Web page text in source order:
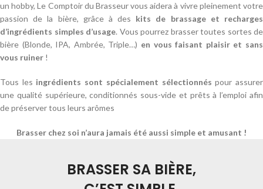
un hobby, Le Comptoir du Brasseur vous aidera à vivre pleinement votre
passion de la bière, grâce à des kits de brassage et recharges
d’ingrédients simples d’usage. Vous pourrez brasser toutes sortes de
bière (Blonde, IPA, Ambrée, Triple…) en vous faisant plaisir et sans
vous ruiner !
Tous les ingrédients sont spécialement sélectionnés pour assurer
une qualité supérieure, conditionnés sous-vide et prêts à l’emploi afin
de préserver tous leurs arômes
Brasser chez soi n’aura jamais été aussi simple et amusant !
BRASSER SA BIÈRE,